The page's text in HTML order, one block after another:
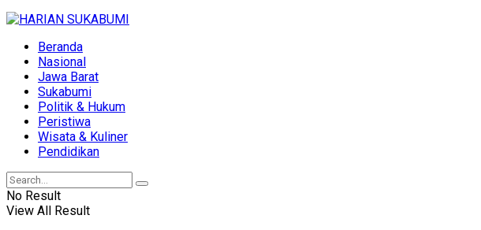
Beranda
Nasional
Jawa Barat
Sukabumi
Politik & Hukum
Peristiwa
Wisata & Kuliner
Pendidikan
No Result
View All Result